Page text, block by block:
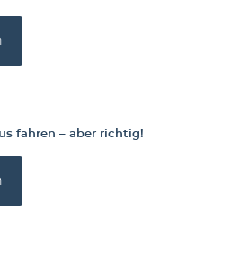
fahren – aber richtig!